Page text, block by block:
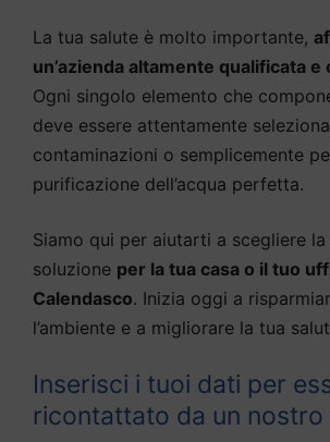
La tua salute è molto importante,
un’azienda altamente qualificata
Ogni singolo elemento che
deve essere attentamente
contaminazioni o semplicemente
purificazione dell’acqua perfetta.
Siamo qui per aiutarti a scegliere
soluzione per la tua casa o il tuo
Calendasco. Inizia oggi a
l’ambiente e a migliorare la tua
Inserisci i tuoi dati per
ricontattato da un